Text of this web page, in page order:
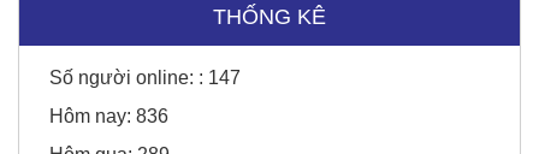
THỐNG KÊ
Số người online: : 147
Hôm nay: 836